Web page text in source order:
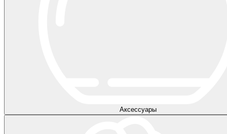
Аксессуары